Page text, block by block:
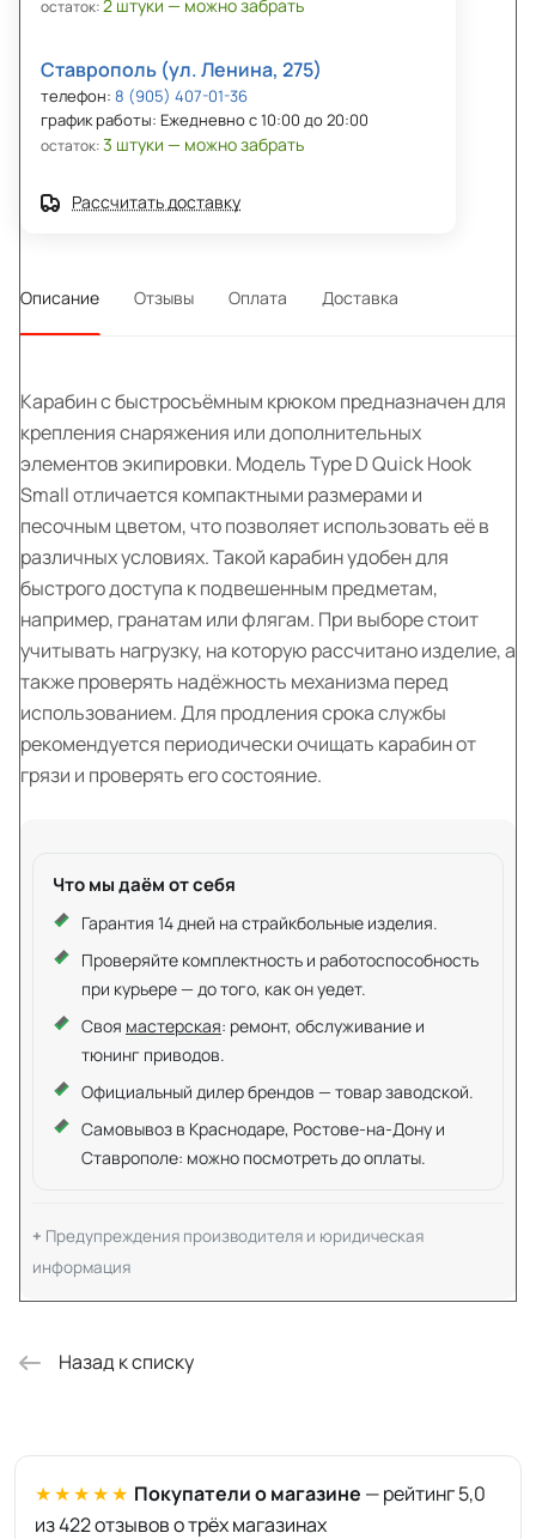
остаток:2 штуки — можно забрать
Ставрополь (ул. Ленина, 275)
телефон: 8 (905) 407-01-36
график работы: Ежедневно с 10:00 до 20:00
остаток:3 штуки — можно забрать
Рассчитать доставку
Описание Отзывы Оплата Доставка
Карабин с быстросъёмным крюком предназначен для
крепления снаряжения или дополнительных
элементов экипировки. Модель Type D Quick Hook
Small отличается компактными размерами и
песочным цветом, что позволяет использовать её в
различных условиях. Такой карабин удобен для
быстрого доступа к подвешенным предметам,
например, гранатам или флягам. При выборе стоит
учитывать нагрузку, на которую рассчитано изделие, а
также проверять надёжность механизма перед
использованием. Для продления срока службы
рекомендуется периодически очищать карабин от
грязи и проверять его состояние.
Что мы даём от себя
Гарантия 14 дней на страйкбольные изделия.
Проверяйте комплектность и работоспособность
при курьере — до того, как он уедет.
Своя мастерская: ремонт, обслуживание и
тюнинг приводов.
Официальный дилер брендов — товар заводской.
Самовывоз в Краснодаре, Ростове-на-Дону и
Ставрополе: можно посмотреть до оплаты.
Предупреждения производителя и юридическая
информация
Назад к списку
★★★★★ Покупатели о магазине — рейтинг 5,0
из 422 отзывов о трёх магазинах